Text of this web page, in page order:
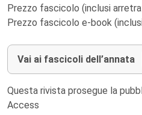
Prezzo fascicolo (inclusi
Prezzo fascicolo e-book
Vai ai fascicoli dell’annata
Questa rivista prosegue la
Access